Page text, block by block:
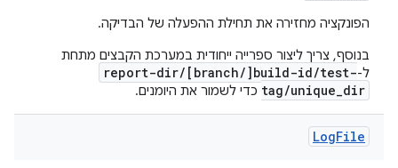
הפונקציה מחזירה את תחילת ההפעלה של הבדיקה.
בנוסף, צריך ליצור ספרייה ייחודית במערכת הקבצים מתחת
ל-report-dir/[branch/]build-id/test-
tag/unique_dir כדי לשמור את היומנים.
LogFile